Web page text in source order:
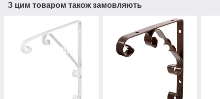
З цим товаром також замовляють